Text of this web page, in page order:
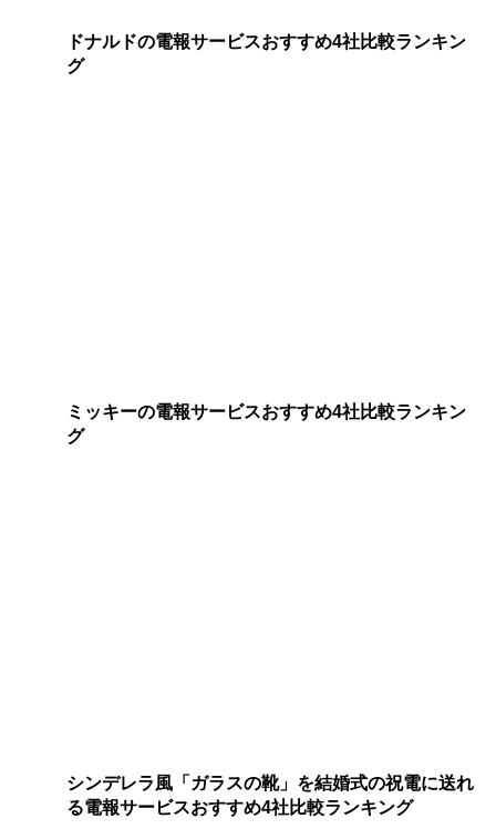
ドナルドの電報サービスおすすめ4社比較ランキン
グ
ミッキーの電報サービスおすすめ4社比較ランキン
グ
シンデレラ風「ガラスの靴」を結婚式の祝電に送れ
る電報サービスおすすめ4社比較ランキング